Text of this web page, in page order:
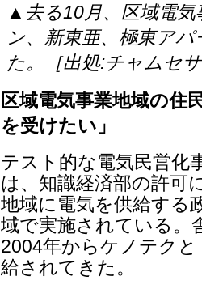
▲去る10月、区域電気
ン、新東亜、極東ア
た。［出処:チャムセ
区域電気事業地域の住
を受けたい」
テスト的な電気民営化
は、知識経済部の許可
地域に電気を供給する
域で実施されている。
2004年からケノテク
給されてきた。